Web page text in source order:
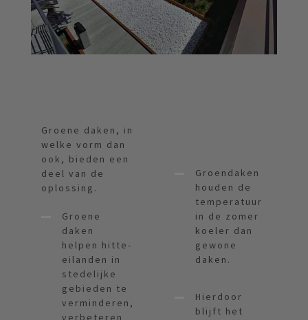
Groene daken, in
welke vorm dan
ook, bieden een
deel van de
oplossing.
Groene
daken
helpen hitte-
eilanden in
stedelijke
gebieden te
verminderen,
verbeteren
Groendaken
houden de
temperatuur
in de zomer
koeler dan
gewone
daken.
Hierdoor
blijft het